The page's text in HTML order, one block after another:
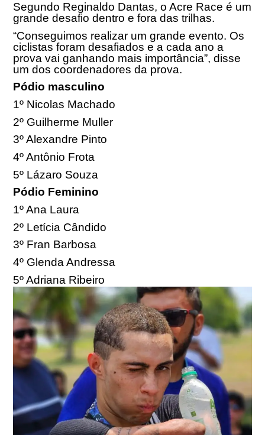
Segundo Reginaldo Dantas, o Acre Race é um
grande desafio dentro e fora das trilhas.
“Conseguimos realizar um grande evento. Os
ciclistas foram desafiados e a cada ano a
prova vai ganhando mais importância”, disse
um dos coordenadores da prova.
Pódio masculino
1º Nicolas Machado
2º Guilherme Muller
3º Alexandre Pinto
4º Antônio Frota
5º Lázaro Souza
Pódio Feminino
1º Ana Laura
2º Letícia Cândido
3º Fran Barbosa
4º Glenda Andressa
5º Adriana Ribeiro